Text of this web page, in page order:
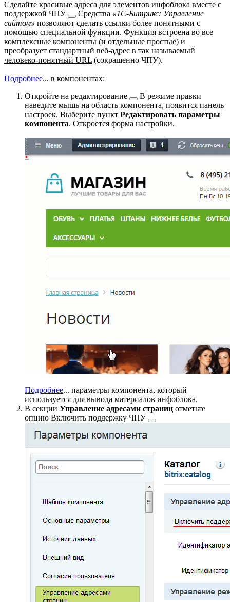
Сделайте красивые адреса для элементов инфоблока вместе с
поддержкой ЧПУ Средства «1С-Битрикс: Управление
сайтом» позволяют сделать ссылки более понятными с
помощью специальной функции. Функция встроена во все
комплексные компоненты (и отдельные простые) и
преобразует стандартный веб-адрес в так называемый
человеко-понятный URL (сокращенно ЧПУ).
Подробнее... в компонентах:
Откройте на редактирование
В режиме правки
наведите мышь на область компонента, появится панель
настроек. Выберите пункт Редактировать параметры
компонента. Откроется форма настройки.
Подробнее... параметры компонента, который
используется для вывода материалов инфоблока.
В секции Управление адресами страниц отметьте
опцию Включить поддержку ЧПУ